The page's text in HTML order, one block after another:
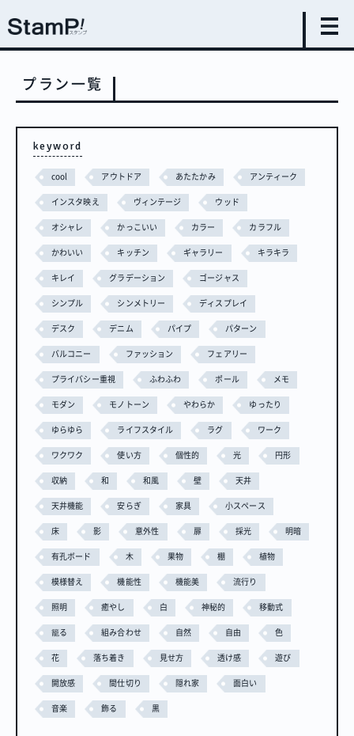
プラン一覧
keyword
cool アウトドア あたたかみ アンティーク
インスタ映え ヴィンテージ ウッド
オシャレ かっこいい カラー カラフル
かわいい キッチン ギャラリー キラキラ
キレイ グラデーション ゴージャス
シンプル シンメトリー ディスプレイ
デスク デニム パイプ パターン
バルコニー ファッション フェアリー
プライバシー重視 ふわふわ ポール メモ
モダン モノトーン やわらか ゆったり
ゆらゆら ライフスタイル ラグ ワーク
ワクワク 使い方 個性的 光 円形
収納 和 和風 壁 天井
天井機能 安らぎ 家具 小スペース
床 影 意外性 扉 採光 明暗
有孔ボード 木 果物 棚 植物
模様替え 機能性 機能美 流行り
照明 癒やし 白 神秘的 移動式
籠る 組み合わせ 自然 自由 色
花 落ち着き 見せ方 透け感 遊び
開放感 間仕切り 隠れ家 面白い
音楽 飾る 黒